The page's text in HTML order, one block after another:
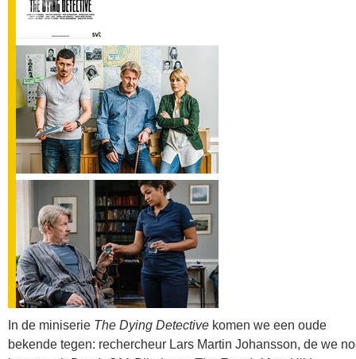
In de miniserie The Dying Detective komen we een oude
bekende tegen: rechercheur Lars Martin Johansson, de we